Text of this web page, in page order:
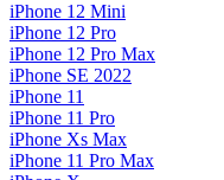
iPhone 12 Mini
iPhone 12 Pro
iPhone 12 Pro Max
iPhone SE 2022
iPhone 11
iPhone 11 Pro
iPhone Xs Max
iPhone 11 Pro Max